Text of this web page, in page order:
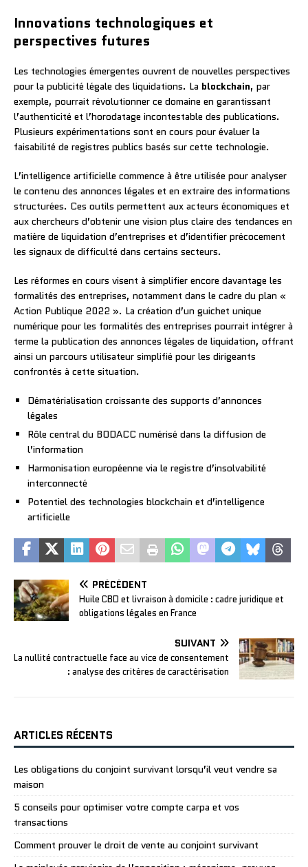
Innovations technologiques et
perspectives futures
Les technologies émergentes ouvrent de nouvelles perspectives
pour la publicité légale des liquidations. La blockchain, par
exemple, pourrait révolutionner ce domaine en garantissant
l’authenticité et l’horodatage incontestable des publications.
Plusieurs expérimentations sont en cours pour évaluer la
faisabilité de registres publics basés sur cette technologie.
L’intelligence artificielle commence à être utilisée pour analyser
le contenu des annonces légales et en extraire des informations
structurées. Ces outils permettent aux acteurs économiques et
aux chercheurs d’obtenir une vision plus claire des tendances en
matière de liquidation d’entreprises et d’identifier précocement
les signaux de difficulté dans certains secteurs.
Les réformes en cours visent à simplifier encore davantage les
formalités des entreprises, notamment dans le cadre du plan «
Action Publique 2022 ». La création d’un guichet unique
numérique pour les formalités des entreprises pourrait intégrer à
terme la publication des annonces légales de liquidation, offrant
ainsi un parcours utilisateur simplifié pour les dirigeants
confrontés à cette situation.
Dématérialisation croissante des supports d’annonces
légales
Rôle central du BODACC numérisé dans la diffusion de
l’information
Harmonisation européenne via le registre d’insolvabilité
interconnecté
Potentiel des technologies blockchain et d’intelligence
artificielle
PRÉCÉDENT
Huile CBD et livraison à domicile : cadre juridique et
obligations légales en France
SUIVANT
La nullité contractuelle face au vice de consentement
: analyse des critères de caractérisation
ARTICLES RÉCENTS
Les obligations du conjoint survivant lorsqu’il veut vendre sa
maison
5 conseils pour optimiser votre compte carpa et vos
transactions
Comment prouver le droit de vente au conjoint survivant